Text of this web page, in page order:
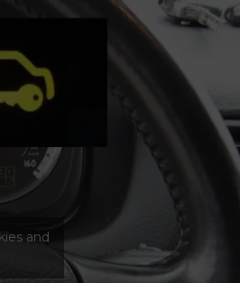
and